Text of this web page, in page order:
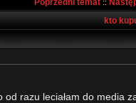
Poprzedni temat ::
kto
razu leciałam do media